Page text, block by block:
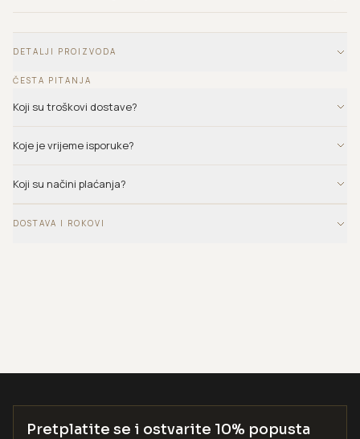
DETALJI PROIZVODA
ČESTA PITANJA
Koji su troškovi dostave?
Koje je vrijeme isporuke?
Koji su načini plaćanja?
DOSTAVA I ROKOVI
Pretplatite se i ostvarite 10% popusta